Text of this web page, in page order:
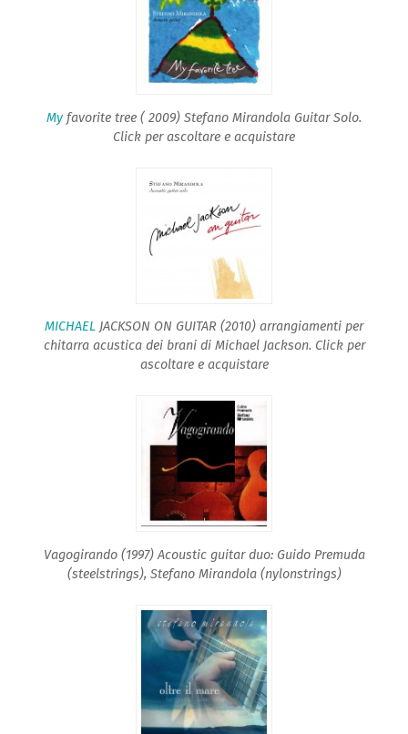
Myfavorite tree ( 2009) Stefano Mirandola Guitar Solo.
Click per ascoltare e acquistare
MICHAEL JACKSON ON GUITAR (2010) arrangiamenti per
chitarra acustica dei brani di Michael Jackson. Click per
ascoltare e acquistare
Vagogirando (1997) Acoustic guitar duo: Guido Premuda
(steelstrings), Stefano Mirandola (nylonstrings)